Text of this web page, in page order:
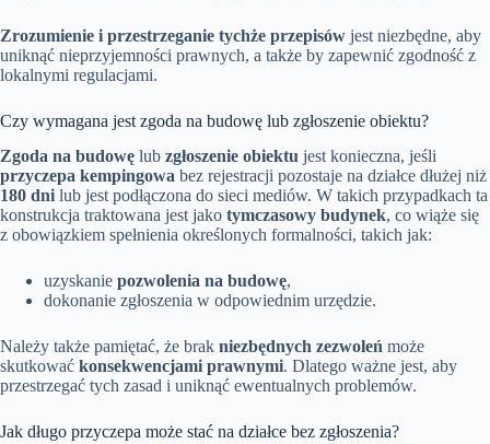
Zrozumienie i przestrzeganie tychże przepisów jest niezbędne, aby
uniknąć nieprzyjemności prawnych, a także by zapewnić zgodność z
lokalnymi regulacjami.
Czy wymagana jest zgoda na budowę lub zgłoszenie obiektu?
Zgoda na budowę lub zgłoszenie obiektu jest konieczna, jeśli
przyczepa kempingowa bez rejestracji pozostaje na działce dłużej niż
180 dni lub jest podłączona do sieci mediów. W takich przypadkach ta
konstrukcja traktowana jest jako tymczasowy budynek, co wiąże się
z obowiązkiem spełnienia określonych formalności, takich jak:
uzyskanie pozwolenia na budowę,
dokonanie zgłoszenia w odpowiednim urzędzie.
Należy także pamiętać, że brak niezbędnych zezwoleń może
skutkować konsekwencjami prawnymi. Dlatego ważne jest, aby
przestrzegać tych zasad i uniknąć ewentualnych problemów.
Jak długo przyczepa może stać na działce bez zgłoszenia?